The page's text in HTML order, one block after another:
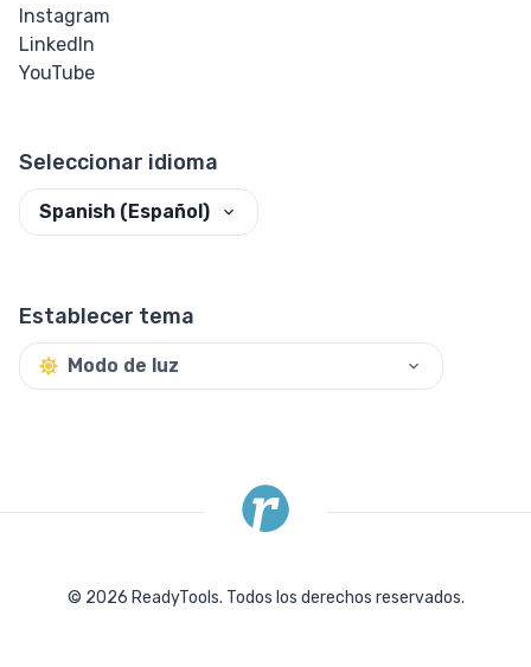
Instagram
LinkedIn
YouTube
Seleccionar idioma
Spanish (Español)
Establecer tema
Modo de luz
© 2026 ReadyTools. Todos los derechos reservados.